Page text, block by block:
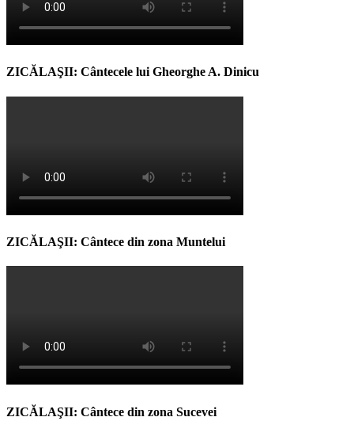
ZICĂLAŞII: Cântecele lui Gheorghe A. Dinicu
ZICĂLAŞII: Cântece din zona Muntelui
ZICĂLAŞII: Cântece din zona Sucevei